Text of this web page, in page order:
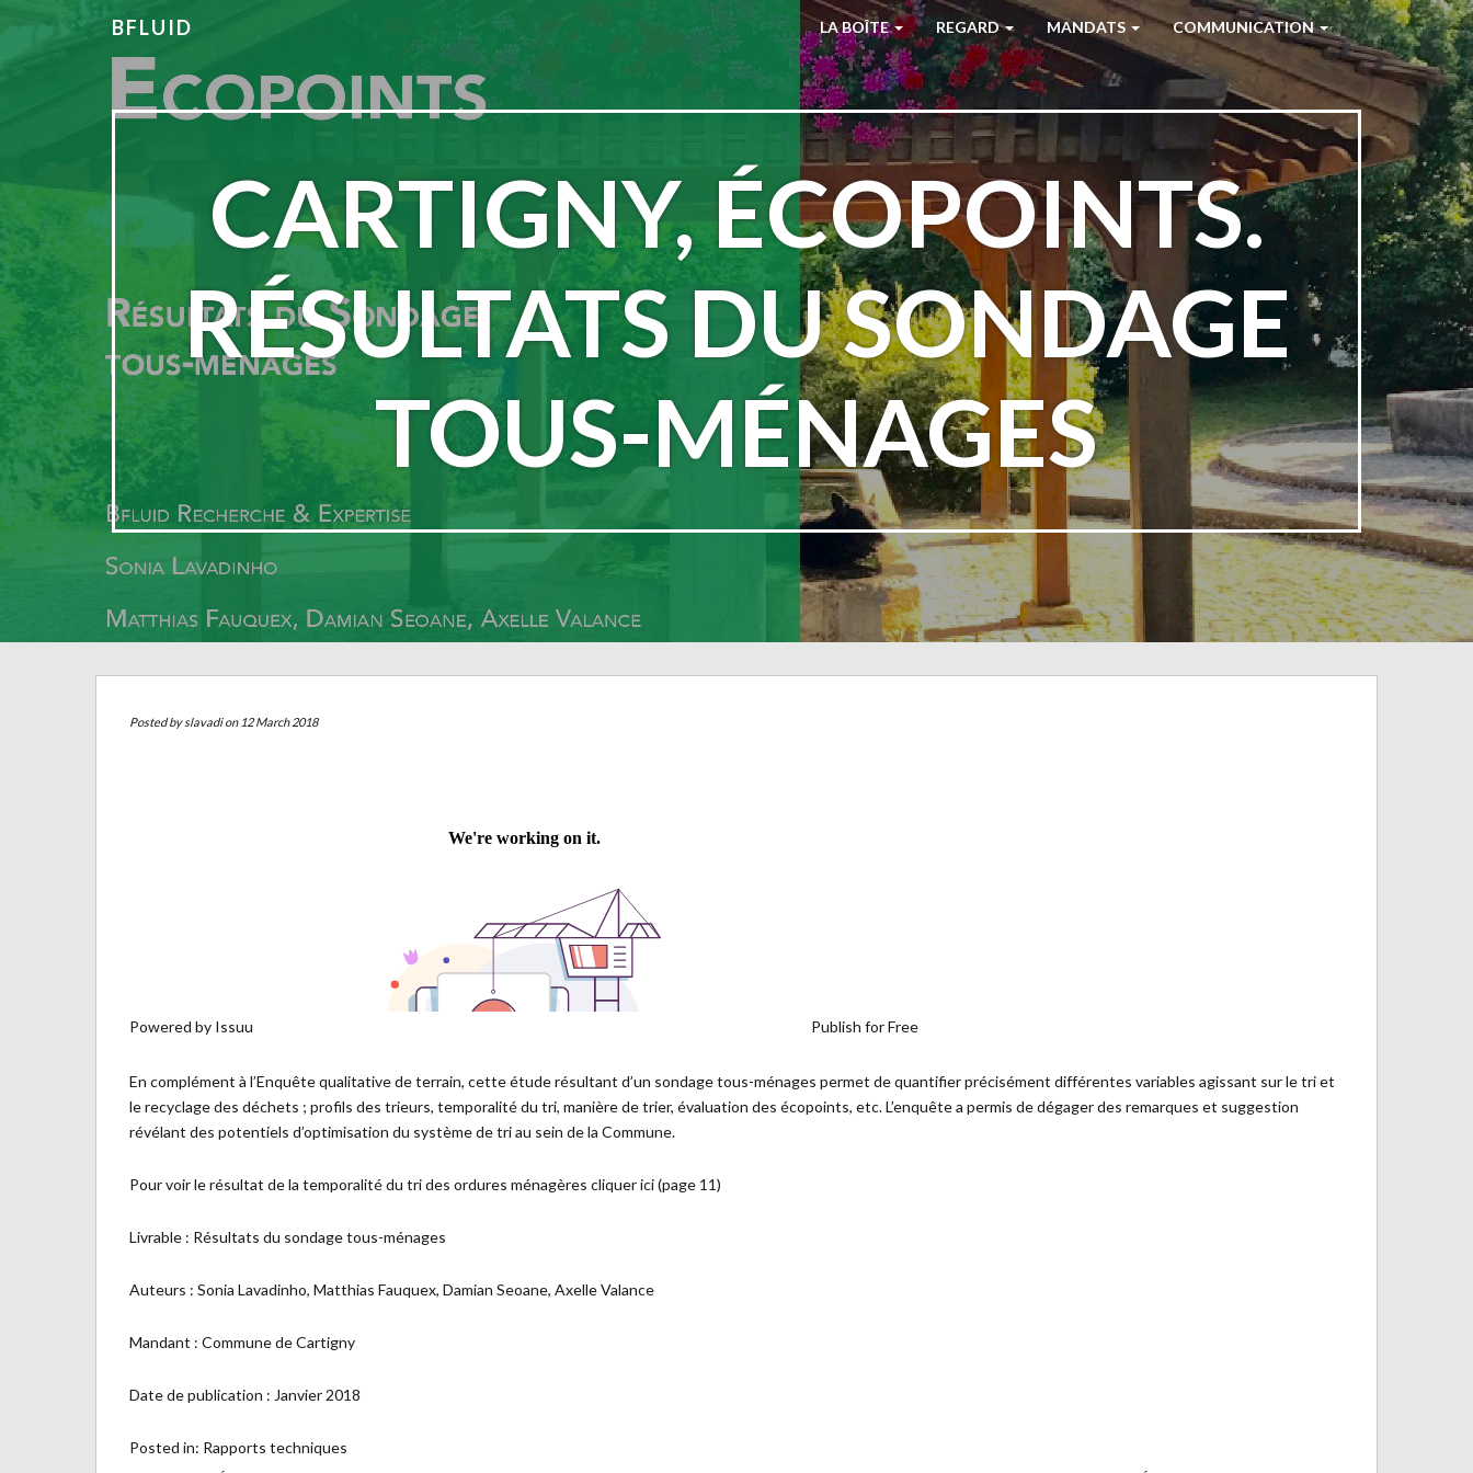
BFLUID LA BOÎTE REGARD MANDATS COMMUNICATION
CARTIGNY, ÉCOPOINTS.
RÉSULTATS DU SONDAGE
TOUS-MÉNAGES
Posted byslavadion 12 March 2018
Powered by Issuu Publish for Free
En complément à l’Enquête qualitative de terrain, cette étude résultant d’un sondage tous-ménages permet de quantifier précisément différentes variables agissant sur le tri et
le recyclage des déchets ; profils des trieurs, temporalité du tri, manière de trier, évaluation des écopoints, etc. L’enquête a permis de dégager des remarques et suggestion
révélant des potentiels d’optimisation du système de tri au sein de la Commune.
Pour voir le résultat de la temporalité du tri des ordures ménagères cliquerici(page 11)
Livrable : Résultats du sondage tous-ménages
Auteurs : Sonia Lavadinho, Matthias Fauquex, Damian Seoane, Axelle Valance
Mandant : Commune de Cartigny
Date de publication : Janvier 2018
Posted in: Rapports techniques